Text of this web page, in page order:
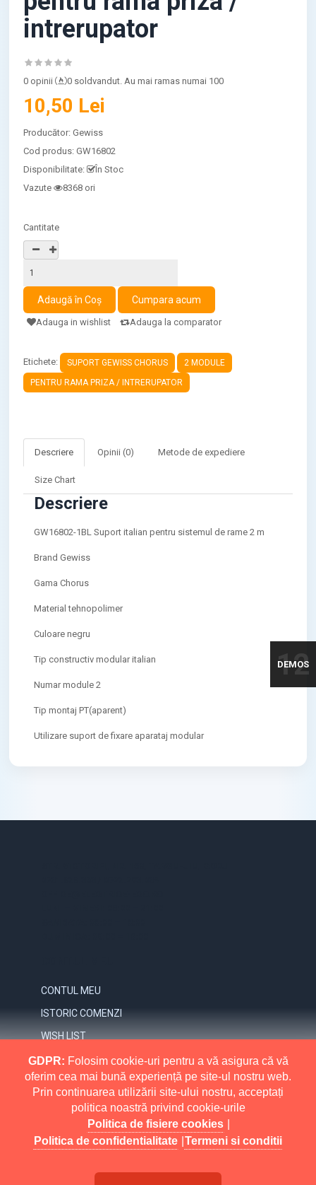
intrerupator
0 opinii 0 soldvandut. Au mai ramas numai 100
10,50 Lei
Producător:Gewiss
Cod produs:GW16802
Disponibilitate:
În Stoc
Vazute
8368 ori
Cantitate
Adauga in wishlist Adauga la comparator
Etichete: SUPORT GEWISS CHORUS
2 MODULE
PENTRU RAMA PRIZA / INTRERUPATOR
Descriere Opinii (0) Metode de expediere
Size Chart
Descriere
GW16802-1BL Suport italian pentru sistemul de rame 2 m
Brand Gewiss
Gama Chorus
Material tehnopolimer
Culoare negru
Tip constructiv modular italian
Numar module 2
Tip montaj PT(aparent)
Utilizare suport de fixare aparataj modular
CONTUL MEU
ISTORIC COMENZI
WISH LIST
NEWSLETTER
INFORMATII
RETURNARI
POLITICA DE CONFIDENTIALITATE
MAI MULT
Electrice Eco All Rights Reserved.
eMarket
DEMOS
12
GDPR: Folosim cookie-uri pentru a vă asigura că vă
oferim cea mai bună experiență pe site-ul nostru web.
Prin continuarea utilizării site-ului nostru, acceptați
politica noastră privind cookie-urile
Politica de fisiere cookies
Politica de confidentialitate Termeni si conditii